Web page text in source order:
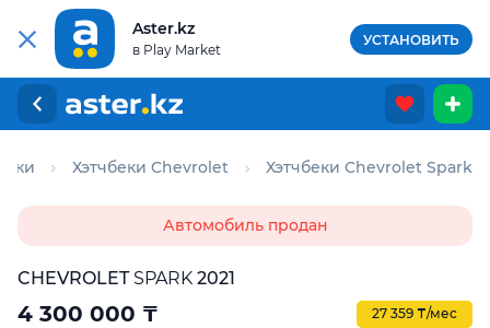
Aster.kz
в Play Market
УСТАНОВИТЬ
Хэтчбеки Chevrolet Хэтчбеки Chevrolet Spark
Автомобиль продан
CHEVROLETSPARK 2021
4 300 000 ₸ 27 359 ₸/мес